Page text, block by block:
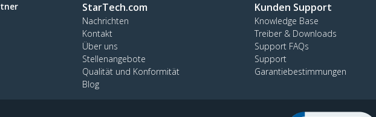
StarTech.com
Nachrichten
Kontakt
Über uns
Stellenangebote
Qualität und Konformität
Blog
Kunden Support
Knowledge Base
Treiber & Downloads
Support FAQs
Support
Garantiebestimmungen